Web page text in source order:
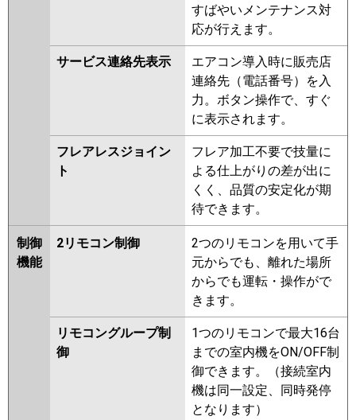
すばやいメンテナンス対
応が行えます。
サービス連絡先表示
エアコン導入時に販売店
連絡先（電話番号）を入
力。ボタン操作で、すぐ
に表示されます。
フレアレスジョイン
ト
フレア加工不要で技量に
よる仕上がりの差が出に
くく、品質の安定化が期
待できます。
制御
機能
2リモコン制御
2つのリモコンを用いて手
元からでも、離れた場所
からでも運転・操作がで
きます。
リモコングループ制
御
1つのリモコンで最大16台
までの室内機をON/OFF制
御できます。（接続室内
機は同一設定、同時発停
となります）